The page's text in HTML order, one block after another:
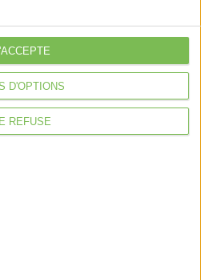
D'OPTIONS
REFUSE
Je gère mon activité